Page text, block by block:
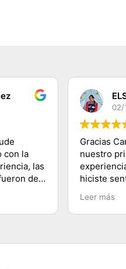
con la
las
de
Muy
de los
02/
Gracias
nuestro
hiciste
ciudad Luz, conociendo lugares
Eiffel,
Leer más